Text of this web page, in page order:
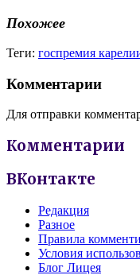
Похожее
Теги: госпремия
Комментарии
Для отправки
Комментарии
ВКонтакте
Редакция
Разное
Правила
Условия
Блог Лицея